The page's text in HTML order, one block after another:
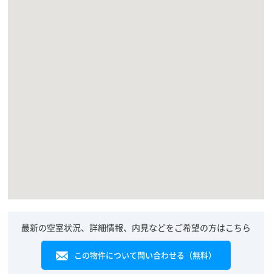
最新の空室状況、詳細情報、内見などをご希望の方はこちら
この物件について問い合わせる（無料）